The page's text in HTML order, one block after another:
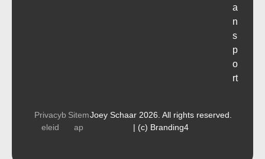
a
n
s
p
o
rt
Joey Schaar 2026. All rights reserved.
| (c) Branding4
Privacyb
eleid
Sitem
ap